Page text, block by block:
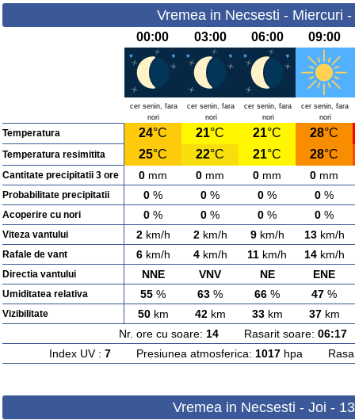
Vremea in Necsesti - Miercuri
00:00 03:00 06:00 09:00
cer senin, fara
nori
cer senin, fara
nori
cer senin, fara
nori
cer senin, fara
nori
Temperatura 24°C 21°C 21°C 28°C
Temperatura resimitita 25°C 22°C 21°C 28°C
Cantitate precipitatii 3 ore 0 mm 0 mm 0 mm 0 mm
Probabilitate precipitatii 0 % 0 % 0 % 0 %
Acoperire cu nori 0 % 0 % 0 % 0 %
Viteza vantului 2km/h 2km/h 9km/h 13km/h
Rafale de vant 6km/h 4km/h 11 km/h 14km/h
Directia vantului NNE VNV NE ENE
Umiditatea relativa 55 % 63 % 66 % 47 %
Vizibilitate 50km 42km 33km 37km
Nr. ore cu soare: 14Rasarit soare: 06:17
Index UV : 7Presiunea atmosferica: 1017hpa
Vremea in Necsesti - Joi -